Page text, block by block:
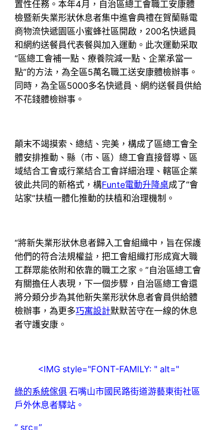
置性任務。本年4月，自治區總工會職工安康體
檢暨新失業形狀休息者集中進會典禮在賀蘭縣電
商物流快遞園區小蜜蜂社區開啟，200名快遞員
和網約送餐員代表餐與加入運動。此次運動采取
“區總工會補一點、療養院減一點、企業承當一
點”的方法，為全區5萬名職工送安康體檢辦事。
同時，為全區5000多名快遞員、網約送餐員供給
不花錢體檢辦事。
顛末不竭摸索、總結、完美，構成了區總工會全
體安排推動、縣（市、區）總工會直接督導、區
域結合工會或行業結合工會詳細治理、轄區企業
彼此共同的新格式，構Funte電動升降桌成了“會
站家”扶植一體化推動的扶植和治理機制。
“將新失業形狀休息者歸入工會組織中，旨在保護
他們的符合法規權益，把工會組織打形成寬大職
工群眾能依附和依靠的職工之家。”自治區總工會
有關擔任人表現，下一個步驟，自治區總工會還
將分類分步為其他新失業形狀休息者會員供給體
檢辦事，為更多巧寓設計默默苦守在一線的休息
者守護安康。
<IMG style="FONT-FAMILY: " alt="
綠的系統傢俱 石嘴山市國民路街道游藝東街社區
戶外休息者驛站。
” src=”